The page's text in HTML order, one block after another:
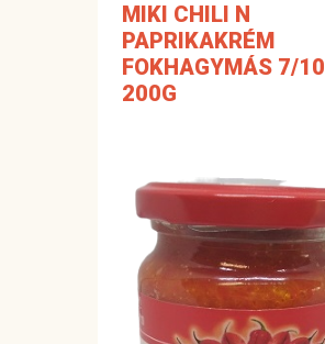
MIKI CHILI N
PAPRIKAKRÉM
FOKHAGYMÁS 7/10
200G